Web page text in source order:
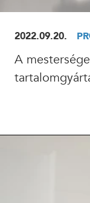
2022.09.20.
A